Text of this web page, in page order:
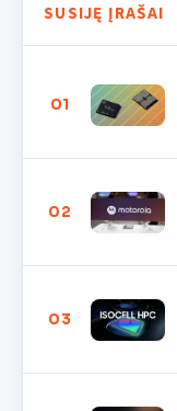
SUSIJĘ ĮRAŠAI
01
02
03